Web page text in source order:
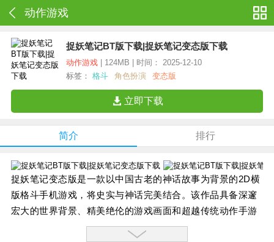
动作游戏
捉妖笔记BT版下载|捉妖笔记变态版下载
动作游戏| 124MB | 时间： 2025-12-10
标签： 格斗 角色扮演 变态版
立即下载
简介 排行
捉妖笔记变态版是一款以中国古老的神话故事为背景的2D横
版格斗手机游戏，将史实与神话完美结合。该作品具备深邃
宏大的世界背景、精美绝伦的游戏画面和超越传统动作手游
的丰富系统，成为以无端载体挑战有端品质的领先之作。